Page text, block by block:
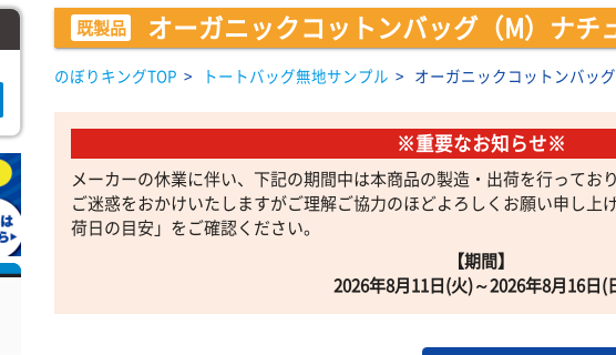
既製品 オーガニックコットンバッグ（M）ナチ
のぼりキングTOP > トートバッグ無地サンプル > オーガニックコットンバッ
※重要なお知らせ※
メーカーの休業に伴い、下記の期間中は本商品の製造・出荷を行ってお
ご迷惑をおかけいたしますがご理解ご協力のほどよろしくお願い申し上
荷日の目安」をご確認ください。
【期間】
2026年8月11日(火)～2026年8月16日(